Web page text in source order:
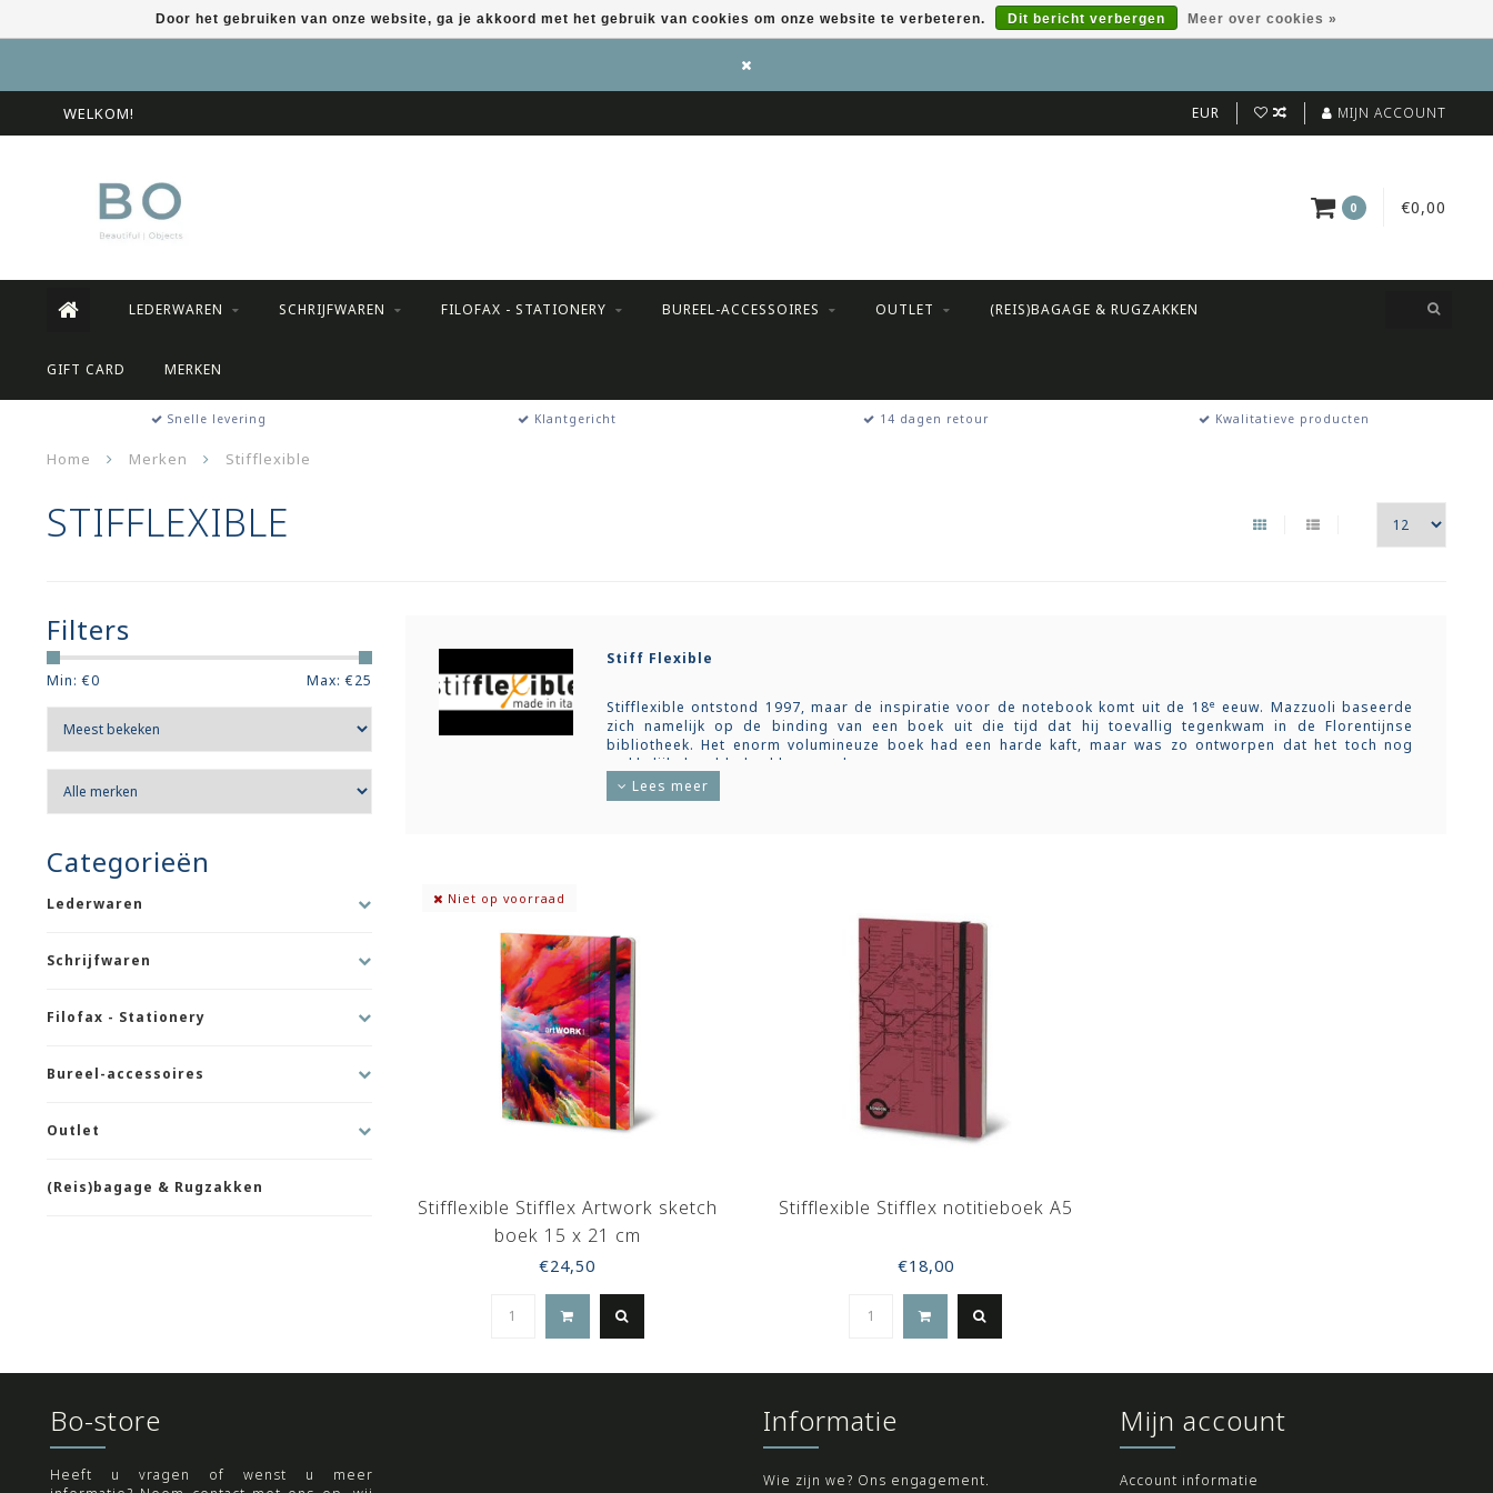
WELKOM! EUR MIJN ACCOUNT
0 €0,00
LEDERWAREN SCHRIJFWAREN FILOFAX - STATIONERY BUREEL-ACCESSOIRES OUTLET (REIS)BAGAGE & RUGZAKKEN
GIFT CARD MERKEN
Snelle levering Klantgericht 14 dagen retour Kwalitatieve producten
Home Merken Stifflexible
STIFFLEXIBLE
Filters
Min: €0 Max: €25
Categorieën
Lederwaren
Schrijfwaren
Filofax - Stationery
Bureel-accessoires
Outlet
(Reis)bagage & Rugzakken
Stiff Flexible
Stifflexible ontstond 1997, maar de inspiratie voor de notebook komt uit de 18e eeuw. Mazzuoli baseerde
zich namelijk op de binding van een boek uit die tijd dat hij toevallig tegenkwam in de Florentijnse
bibliotheek. Het enorm volumineuze boek had een harde kaft, maar was zo ontworpen dat het toch nog
makkelijk doorbladerd kon worden.
En zo geschiede: de Stifflexible is een notebook met een harde, beschermende kaft die, door twee
De Stifflexible komt in een grote variëteit aan kleuren en trendy motiefjes.
Lees meer
Niet op voorraad
Stifflexible Stifflex Artwork sketch
boek 15 x 21 cm
€24,50
Stifflexible Stifflex notitieboek A5
€18,00
Door het gebruiken van onze website, ga je akkoord met het gebruik van cookies om onze website te verbeteren. Dit bericht verbergen Meer over cookies »
Bo-store
Heeft u vragen of wenst u meer
Informatie
Wie zijn we? Ons engagement.
Mijn account
Account informatie